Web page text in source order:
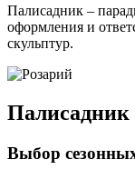
Палисадник –
оформления и
скульптур.
Палисадник
Выбор